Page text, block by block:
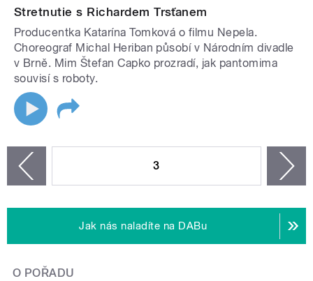
Stretnutie s Richardem Trsťanem
Producentka Katarína Tomková o filmu Nepela.
Choreograf Michal Heriban působí v Národním divadle
v Brně. Mim Štefan Capko prozradí, jak pantomima
souvisí s roboty.
3
Jak nás naladíte na DABu
O POŘADU